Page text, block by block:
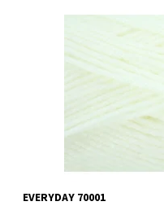
Skladem 1 ks
EVERYDAY 70001